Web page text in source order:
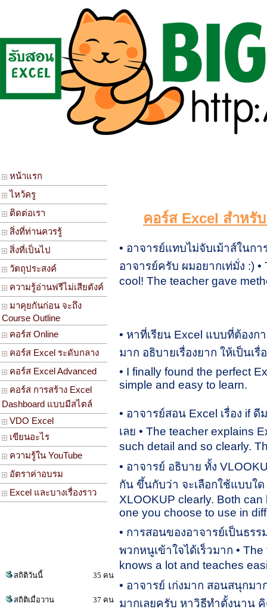
หน้าแรก
ไหว้ครู
ติดต่อเรา
สิ่งที่ท่านควรรู้
สิ่งที่เป็นไป
วัตถุประสงค์
ความรู้อ่านฟรีไม่เสียตังค์
มาคุยกันก่อน จะถึง
Course Outline
คอร์ส Online
คอร์ส Excel ระดับกลาง
คอร์ส Excel Advanced
คอร์ส การสร้าง Excel
Dashboard แบบมีสไตล์
VDO Excel
เขียนอะไร
ความรู้ใน YouTube
อัตราค่าอบรม
Excel และบางเรื่องราว
สถิติวันนี้ 35 คน
สถิติเมื่อวาน 37 คน
คอร์ส Excel สำหรั
• อาจารย์แทบไม่จับเม้าส์ในก
อาจารย์ครับ ผมอยากเท่มั่ง :)
cool! The teacher gave
• หาที่เรียน Excel แบบที่ต้องก
มาก อธิบายเรื่องยาก ให้เป็นเรื่
• I finally found the perfect
simple and easy to learn.
• อาจารย์สอน Excel เรื่อง if
เลย • The teacher explains
such detail and so clearly.
• อาจารย์ อธิบาย ทั้ง
กัน ขึ้นกับว่า จะเลือกใช้แบบใ
XLOOKUP clearly. Both
one you choose to use in
• การสอนของอาจารย์เป็นธร
พวกหนูเข้าใจได้เร็วมาก •
knows a lot and teaches
• อาจารย์ เก่งมาก สอนสนุกมาก • The teacher is really smart and makes learning enjoyable. • ดีมากเลยครับ หาวิธีทำตั้งนาน คิดเองก็คิดไม่ออก มาเจอสิ่งที่อาจารย์สอนเอาไปประยุกต์กับงานที่ทำได้เลยครับ ขอบคุณมากครับ • It’s really good! I searched for a solution for a long time and couldn't figure it out myself. What the teacher taught can be applied to my work right away. Thank you very much. • มาเรียนวันนี้ ประทับใจมากกก !!! การได้พบอาจารย์ที่สามารถถ่ายทอดความรู้ได้ดี เป็นแรงบันดาลใจให้เรียนรู้มากขึ้นจริง ๆ • I enjoyed your class today!!! Finding a teacher who can share his knowledge so well truly inspires me to learn more. • อาจารย์ไปเรียนวิธีการสอนมาจากไหน สอนเข้าใจง่ายมากค่ะ • Where did the teacher learn to teach like this? The lessons are very easy to understand. • อาจารย์ เกิดมาเพื่อสอน Excel ที่แท้จริง ... ของแทร่ค่ะ... อาจารย์เป็นอัจฉริยะที่แท้จริงในการสอน Excel เลยนะคะ ความสามารถในการถ่ายทอดความรู้ของท่านนั้นไม่ธรรมดาเลยจริง ๆ • This teacher was truly born to teach Excel. His ability to share knowledge is really amazing! • เดี๋ยวจะแจ้ง HR ให้เชิญอาจารย์มาสอนอีก หลายคอร์สเลย พวกเราประทับใจมากกกกก • I will inform HR to invite the teacher to teach more courses. We are very impressed! • ที่ Co-working space รัชดาอาจารย์คิดค่าสอนราคานี้ถูกไปไหมคะ เมื่อเทียบกับระดับ ความรู้ที่อาจารย์มี ความเชี่ยวชาญ ในการสอนที่สุดยอดมาก ไม่เคยเจอ แถมเลี้ยงอาหารกลางวันพวกเราทุกคนด้วย !! --คุ้มจริงๆ คิดไม่ผิดที่ไปลงเรียนค่ะ • At the Co-working space in Ratchada, isn't the teacher's fee too low? The teacher's knowledge and teaching skills are amazing, and I've never seen anyone teach like this before. Plus, the teacher provided lunch for all of us! It's really fantastic it. I'm glad I took the course. • หายโง่เลยผม!! ก่อนหน้านี้ผมเครียดทำ Excel ทุกวัน ตอนนี้ ยิ่งทำยิ่งมั่นใจ ว่านำไปใช้ได้จริงๆ • I'm not confused anymore! -- Before, I was stressed doing Excel every day. Now, I'm confident I can really use it. • อาจารย์เป็นคนสอนที่สอน ที่ดีที่สุดตั้งแต่เคยเจอคนสอน Excel มาเลย • The teacher is a genius at teaching. The best Excel teacher I've ever seen. • อธิบายสั้นๆ กระชับแต่ได้ใจความ ยอดเยี่ยมมากครับ • The explanations are short, clear, and to the point. Excellent! • ไม่มีเยิ่นเย้อ รับประกันความยอดเยี่ยมของผู้สอน การอธิบายที่สุดยอดมาก เรียนทั้งวันไม่มีเบื่อ ตัวอย่าง เทคนิคต่างๆ เยอะจริงๆ • No unnecessary details. The teacher is great at explaining. I could learn all day without getting bored. There are many examples and techniques. • อาจารย์รู้ลึก รู้จริง ถ่ายทอดได้ดีมากๆ อธิบายได้สุดยอดมาก • The teacher knows Excel deeply and teaches very well. Excellent explanations. • เกิดมาเพิ่งเคยได้ยิน คนอธิบายว่า Excel ต้องมีสะพานเชื่อมกัน ในการเขียนสูตร มันใช่เลย ทำไมคนอื่นไม่อธิบายแบบนี้มั่ง • It's the first time I've heard someone explain that Excel formulas need a bridge to connect them together when writing formulas. It makes so much